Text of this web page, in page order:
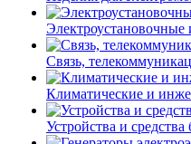
Электроустановочные
Связь,
Климатические и
Устройства и средства